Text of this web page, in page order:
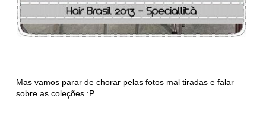
Mas vamos parar de chorar pelas fotos mal tiradas e falar
sobre as coleções :P